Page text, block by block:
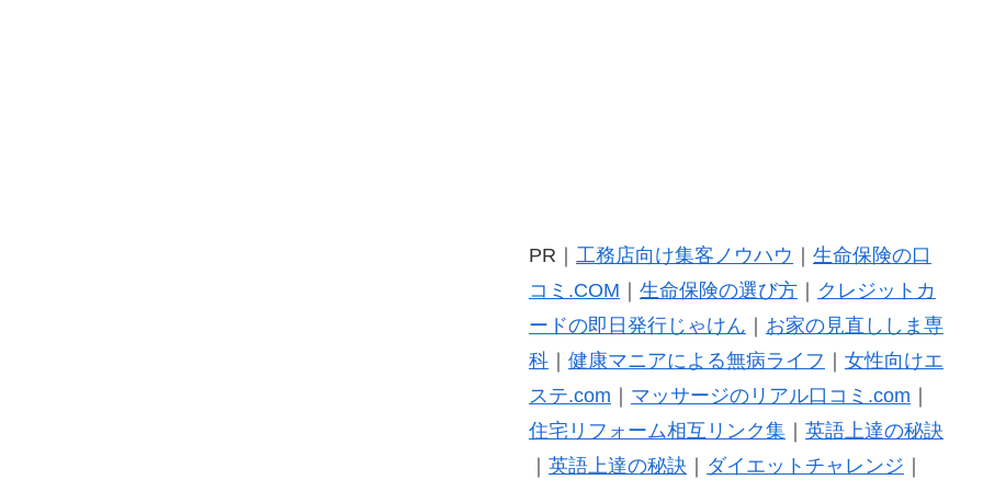
PR｜ 工務店向け集客ノウハウ
生命保険の口
コミ.COM
生命保険の選び方｜
クレジットカ
ードの即日発行じゃけん
お家の見直ししま専
科｜ 健康マニアによる無病ライフ
女性向けエ
ステ.com
マッサージのリアル口コミ.com
住宅リフォーム相互リンク集｜ 英語上達の秘訣
英語上達の秘訣 ダイエットチャレンジ